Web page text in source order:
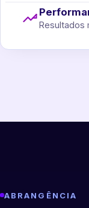
Resultados
ABRANGÊNCIA